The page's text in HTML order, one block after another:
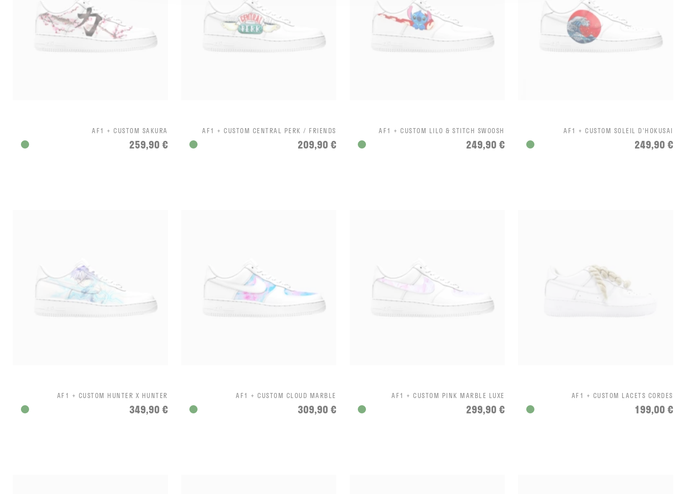
AF1 + CUSTOM SAKURA
259,90 €
AF1 + CUSTOM CENTRAL PERK / FRIENDS
209,90 €
AF1 + CUSTOM LILO & STITCH SWOOSH
249,90 €
AF1 + CUSTOM SOLEIL D'HOKUSAI
249,90 €
AF1 + CUSTOM HUNTER X HUNTER
349,90 €
AF1 + CUSTOM CLOUD MARBLE
309,90 €
AF1 + CUSTOM PINK MARBLE LUXE
299,90 €
AF1 + CUSTOM LACETS CORDES
199,00 €